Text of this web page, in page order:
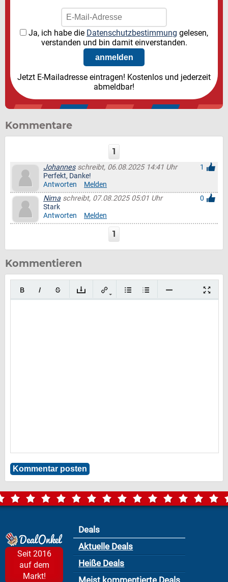
Ja, ich habe die Datenschutzbestimmung gelesen,
verstanden und bin damit einverstanden.
Jetzt E-Mailadresse eintragen! Kostenlos und jederzeit
abmeldbar!
Kommentare
1
Johannesschreibt, 06.08.2025 14:41 Uhr
1
Perfekt, Danke!
Antworten
Melden
Nimaschreibt, 07.08.2025 05:01 Uhr
0
Stark
Antworten
Melden
1
Kommentieren
Seit 2016
auf dem
Markt!
Deals
Aktuelle Deals
Heiße Deals
Meist kommentierte Deals